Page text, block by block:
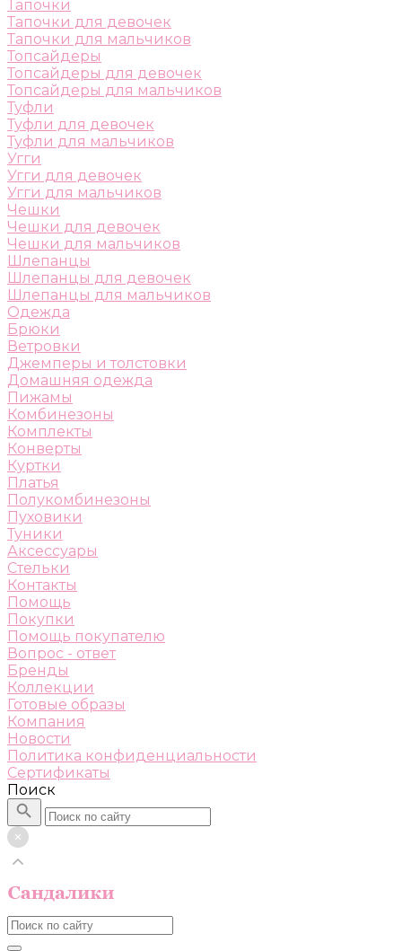
Тапочки
Тапочки для девочек
Тапочки для мальчиков
Топсайдеры
Топсайдеры для девочек
Топсайдеры для мальчиков
Туфли
Туфли для девочек
Туфли для мальчиков
Угги
Угги для девочек
Угги для мальчиков
Чешки
Чешки для девочек
Чешки для мальчиков
Шлепанцы
Шлепанцы для девочек
Шлепанцы для мальчиков
Одежда
Брюки
Ветровки
Джемперы и толстовки
Домашняя одежда
Пижамы
Комбинезоны
Комплекты
Конверты
Куртки
Платья
Полукомбинезоны
Пуховики
Туники
Аксессуары
Стельки
Контакты
Помощь
Покупки
Помощь покупателю
Вопрос - ответ
Бренды
Коллекции
Готовые образы
Компания
Новости
Политика конфиденциальности
Сертификаты
Поиск